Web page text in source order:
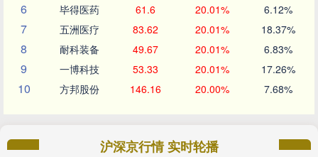
6 毕得医药 61.6 20.01% 6.12%
7 五洲医疗 83.62 20.01% 18.37%
8 耐科装备 49.67 20.01% 6.83%
9 一博科技 53.33 20.01% 17.26%
10 方邦股份 146.16 20.00% 7.68%
沪深京行情 实时轮播